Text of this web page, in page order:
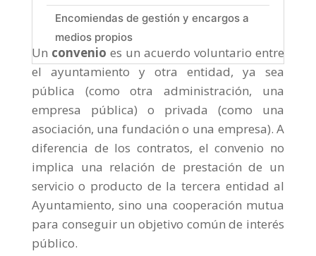
Encomiendas de gestión y encargos a
medios propios
Un convenio es un acuerdo voluntario entre
el ayuntamiento y otra entidad, ya sea
pública (como otra administración, una
empresa pública) o privada (como una
asociación, una fundación o una empresa). A
diferencia de los contratos, el convenio no
implica una relación de prestación de un
servicio o producto de la tercera entidad al
Ayuntamiento, sino una cooperación mutua
para conseguir un objetivo común de interés
público.